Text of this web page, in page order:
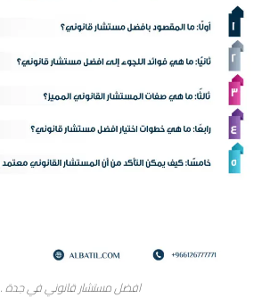
افضل مستشار قانوني في جدة .